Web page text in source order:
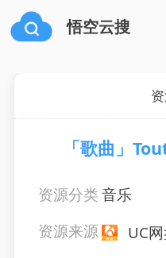
悟空云搜
「歌曲」
资源分类音乐
资源来源
UC